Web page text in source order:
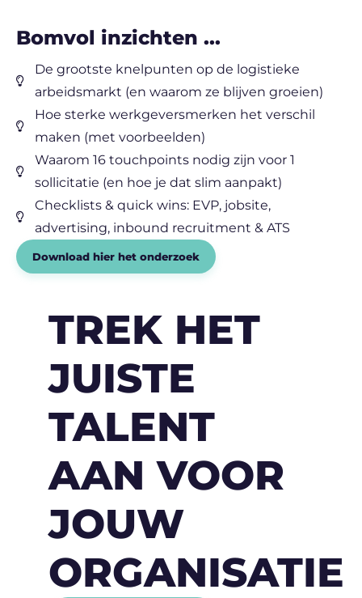
Bomvol inzichten ...​
De grootste knelpunten op de logistieke
arbeidsmarkt (en waarom ze blijven groeien)
Hoe sterke werkgeversmerken het verschil
maken (met voorbeelden)
Waarom 16 touchpoints nodig zijn voor 1
sollicitatie (en hoe je dat slim aanpakt)
Checklists & quick wins: EVP, jobsite,
advertising, inbound recruitment & ATS
Download hier het onderzoek
TREK HET
JUISTE
TALENT
AAN VOOR
JOUW
ORGANISATIE